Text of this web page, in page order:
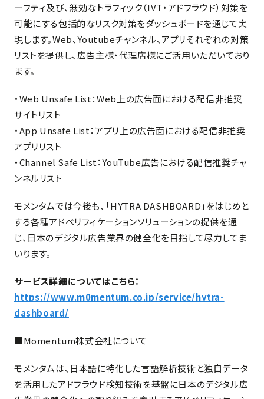
ーフティ及び、無効なトラフィック（IVT・アドフラウド）対策を
可能にする包括的なリスク対策をダッシュボードを通じて実
現します。Web、Youtubeチャンネル、アプリそれぞれの対策
リストを提供し、広告主様・代理店様にご活用いただいており
ます。
・Web Unsafe List：Web上の広告面における配信非推奨
サイトリスト
・App Unsafe List：アプリ上の広告面における配信非推奨
アプリリスト
・Channel Safe List：YouTube広告における配信推奨チャ
ンネルリスト
モメンタムでは今後も、「HYTRA DASHBOARD」をはじめと
する各種アドベリフィケーションソリューションの提供を通
じ、日本のデジタル広告業界の健全化を目指して尽力してま
いります。
サービス詳細についてはこちら：
https://www.m0mentum.co.jp/service/hytra-
dashboard/
■Momentum株式会社について
モメンタムは、日本語に特化した言語解析技術と独自データ
を活用したアドフラウド検知技術を基盤に日本のデジタル広